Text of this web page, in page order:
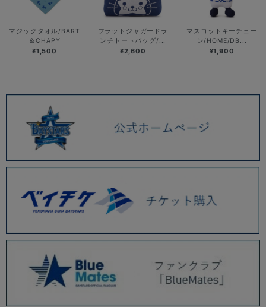
マジックタオル/BART
＆CHAPY
¥1,500
フラットジャガードラ
ンチトートバッグ/...
¥2,600
マスコットキーチェー
ン/HOME/DB...
¥1,900